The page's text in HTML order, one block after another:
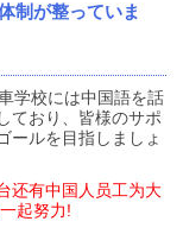
制が整っていま
学校には中国語を話
ており、皆様のサポ
ールを目指しましょ
还有中国人员工为大
起努力!